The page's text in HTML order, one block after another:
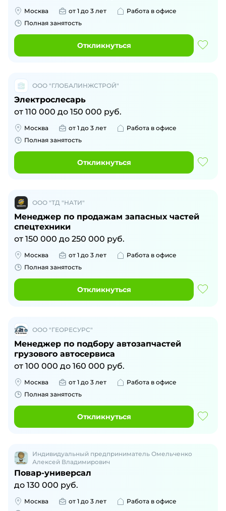
Москва от 1 до 3 лет
Работа в офисе
Полная занятость
Откликнуться
ООО "ГЛОБАЛИНЖСТРОЙ"
Электрослесарь
от 110 000 до 150 000 руб.
Москва от 1 до 3 лет
Работа в офисе
Полная занятость
Откликнуться
ООО "ТД "НАТИ"
Менеджер по продажам запасных частей
спецтехники
от 150 000 до 250 000 руб.
Москва от 1 до 3 лет
Работа в офисе
Полная занятость
Откликнуться
ООО "ГЕОРЕСУРС"
Менеджер по подбору автозапчастей
грузового автосервиса
от 100 000 до 160 000 руб.
Москва от 1 до 3 лет
Работа в офисе
Полная занятость
Откликнуться
Индивидуальный предприниматель Омельченко
Алексей Владимирович
Повар-универсал
до 130 000 руб.
Москва от 1 до 3 лет
Работа в офисе